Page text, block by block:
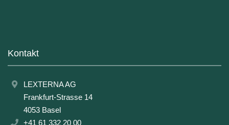
Kontakt
LEXTERNA AG
Frankfurt-Strasse 14
4053 Basel
+41 61 332 20 00